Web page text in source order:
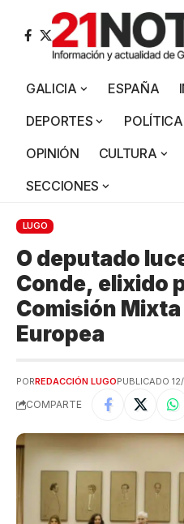
GALICIA ESPAÑA
DEPORTES
POLÍTICA
OPINIÓN
CULTURA
SECCIONES
LUGO
O deputado
Conde, elixido
Comisión Mixta
Europea
PORREDACCIÓN LUGOPUBLICADO
COMPARTE